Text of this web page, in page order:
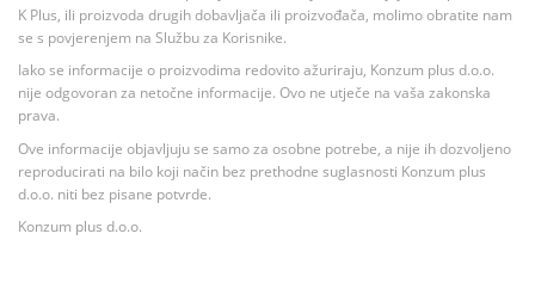
K Plus, ili proizvoda drugih dobavljača ili proizvođača, molimo obratite nam
se s povjerenjem na Službu za Korisnike.
Iako se informacije o proizvodima redovito ažuriraju, Konzum plus d.o.o.
nije odgovoran za netočne informacije. Ovo ne utječe na vaša zakonska
prava.
Ove informacije objavljuju se samo za osobne potrebe, a nije ih dozvoljeno
reproducirati na bilo koji način bez prethodne suglasnosti Konzum plus
d.o.o. niti bez pisane potvrde.
Konzum plus d.o.o.